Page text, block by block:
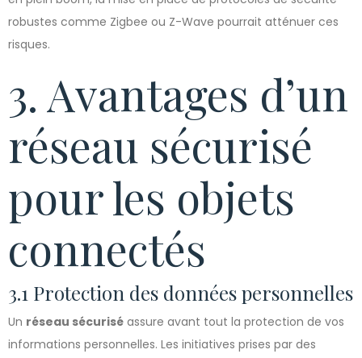
robustes comme Zigbee ou Z-Wave pourrait atténuer ces
risques.
3. Avantages d’un
réseau sécurisé
pour les objets
connectés
3.1 Protection des données personnelles
Un réseau sécurisé assure avant tout la protection de vos
informations personnelles. Les initiatives prises par des